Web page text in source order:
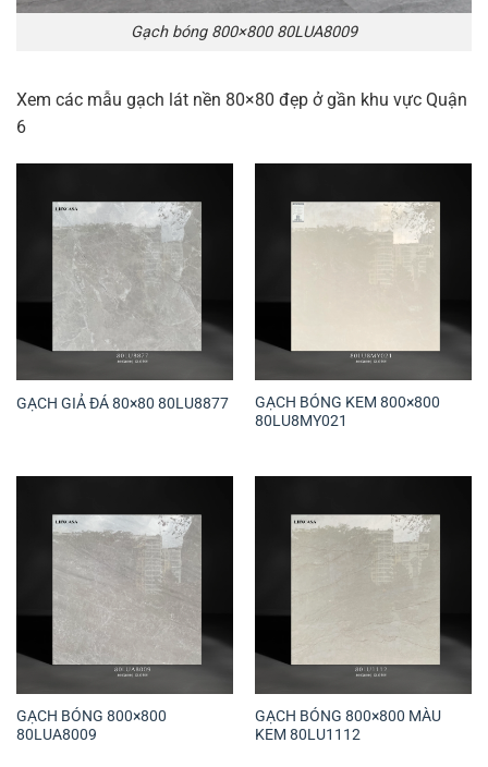
Gạch bóng 800×800 80LUA8009
Xem các mẫu gạch lát nền 80×80 đẹp ở gần khu vực Quận
6
GẠCH GIẢ ĐÁ 80×80 80LU8877
GẠCH BÓNG KEM 800×800
80LU8MY021
GẠCH BÓNG 800×800
80LUA8009
GẠCH BÓNG 800×800 MÀU
KEM 80LU1112